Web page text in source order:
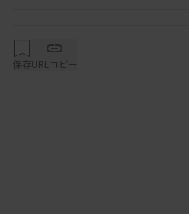
保存URLコピー